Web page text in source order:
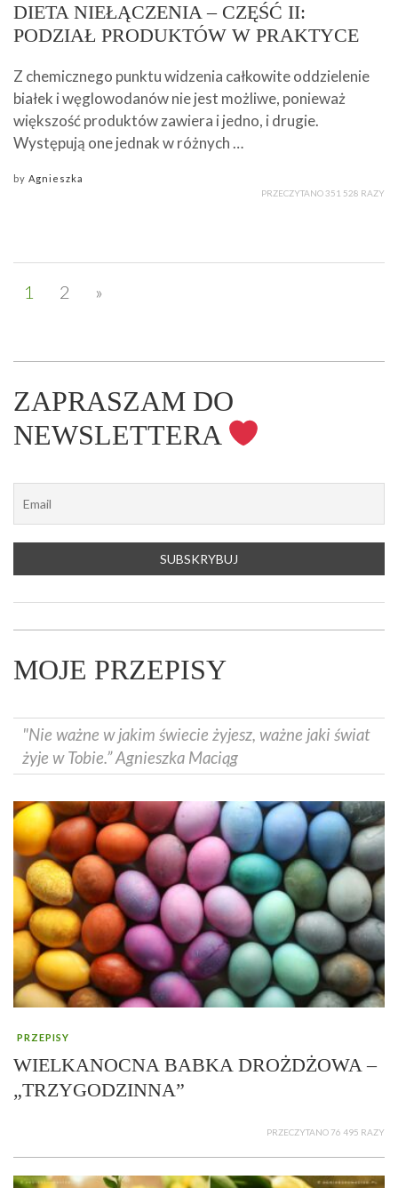
DIETA NIEŁĄCZENIA – CZĘŚĆ II:
PODZIAŁ PRODUKTÓW W PRAKTYCE
Z chemicznego punktu widzenia całkowite oddzielenie
białek i węglowodanów nie jest możliwe, ponieważ
większość produktów zawiera i jedno, i drugie.
Występują one jednak w różnych …
by Agnieszka
PRZECZYTANO 351 528 RAZY
1 2 »
ZAPRASZAM DO
NEWSLETTERA
MOJE PRZEPISY
"Nie ważne w jakim świecie żyjesz, ważne jaki świat
żyje w Tobie.” Agnieszka Maciąg
PRZEPISY
WIELKANOCNA BABKA DROŻDŻOWA –
„TRZYGODZINNA”
PRZECZYTANO 76 495 RAZY